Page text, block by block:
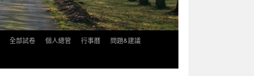
全部試卷 個人總管 行事曆
問題&建議